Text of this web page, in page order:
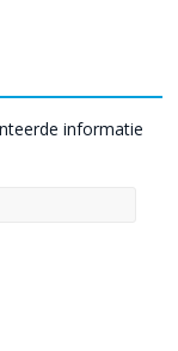
informatie